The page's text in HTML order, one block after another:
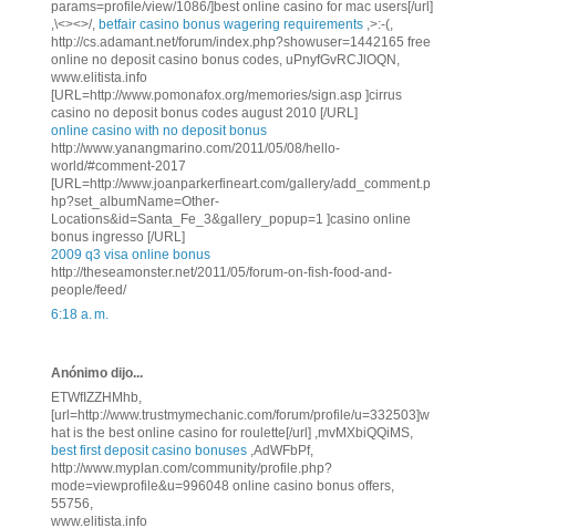
params=profile/view/1086/]best online casino for mac users[/url]
,\<><>/, betfair casino bonus wagering requirements ,>:-(,
http://cs.adamant.net/forum/index.php?showuser=1442165 free
online no deposit casino bonus codes, uPnyfGvRCJlOQN,
www.elitista.info
[URL=http://www.pomonafox.org/memories/sign.asp ]cirrus
casino no deposit bonus codes august 2010 [/URL]
online casino with no deposit bonus
http://www.yanangmarino.com/2011/05/08/hello-
world/#comment-2017
[URL=http://www.joanparkerfineart.com/gallery/add_comment.p
hp?set_albumName=Other-
Locations&id=Santa_Fe_3&gallery_popup=1 ]casino online
bonus ingresso [/URL]
2009 q3 visa online bonus
http://theseamonster.net/2011/05/forum-on-fish-food-and-
people/feed/
6:18 a. m.
Anónimo dijo...
ETWfIZZHMhb,
[url=http://www.trustmymechanic.com/forum/profile/u=332503]w
hat is the best online casino for roulette[/url] ,mvMXbiQQiMS,
best first deposit casino bonuses ,AdWFbPf,
http://www.myplan.com/community/profile.php?
mode=viewprofile&u=996048 online casino bonus offers,
55756,
www.elitista.info